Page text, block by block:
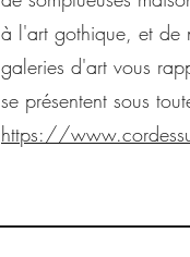
à l'art gothique, et de
galeries d'art vous
se présentent sous
https://